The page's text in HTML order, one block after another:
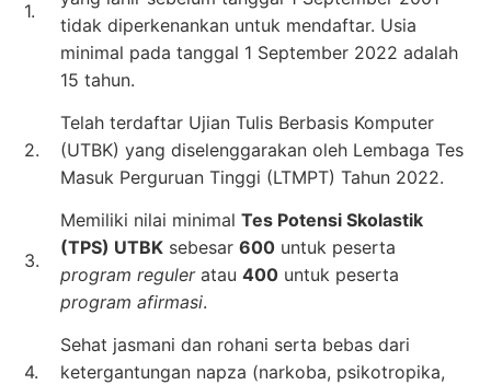
1.
tidak diperkenankan untuk mendaftar. Usia
minimal pada tanggal 1 September 2022 adalah
15 tahun.
2.
Telah terdaftar Ujian Tulis Berbasis Komputer
(UTBK) yang diselenggarakan oleh Lembaga Tes
Masuk Perguruan Tinggi (LTMPT) Tahun 2022.
3.
Memiliki nilai minimal Tes Potensi Skolastik
(TPS) UTBK sebesar 600 untuk peserta
program reguleratau 400 untuk peserta
program afirmasi.
4.
Sehat jasmani dan rohani serta bebas dari
ketergantungan napza (narkoba, psikotropika,